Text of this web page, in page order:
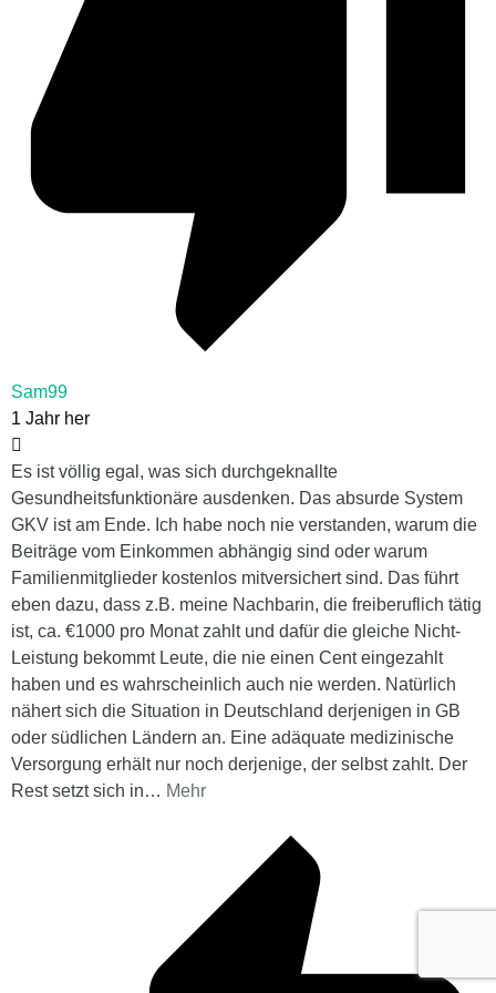
Sam99
1 Jahr her
Es ist völlig egal, was sich durchgeknallte
Gesundheitsfunktionäre ausdenken. Das absurde System
GKV ist am Ende. Ich habe noch nie verstanden, warum die
Beiträge vom Einkommen abhängig sind oder warum
Familienmitglieder kostenlos mitversichert sind. Das führt
eben dazu, dass z.B. meine Nachbarin, die freiberuflich tätig
ist, ca. €1000 pro Monat zahlt und dafür die gleiche Nicht-
Leistung bekommt Leute, die nie einen Cent eingezahlt
haben und es wahrscheinlich auch nie werden. Natürlich
nähert sich die Situation in Deutschland derjenigen in GB
oder südlichen Ländern an. Eine adäquate medizinische
Versorgung erhält nur noch derjenige, der selbst zahlt. Der
Rest setzt sich in… Mehr